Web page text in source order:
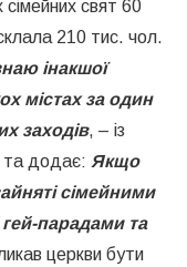
сімейних свят 60
склала 210 тис. чол.
інакшої
містах за один
заходів, – із
та додає: Якщо
сімейними
парадами та
церкви бути